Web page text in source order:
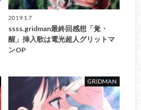
2019.1.7
ssss.gridman最終回感想「覚・
醒」挿入歌は電光超人グリットマ
ンOP
GRIDMAN